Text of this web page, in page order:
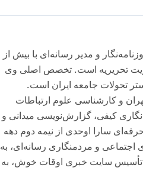
و مدیر رسانه‌ای با بیش از
تحریریه است. تخصص اصلی وی
تحولات جامعه ایران است.
و کارشناسی علوم ارتباطات
کیفی، گزارش‌نویسی میدانی و
سارا اوحدی از نیمه دوم دهه
اجتماعی و مردمنگاری رسانه‌ای، به
تأسیس سایت خبری اوقات خوش، به